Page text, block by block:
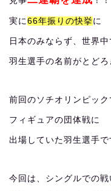
実に66年振りの快挙 に
日本のみならず、世界中
羽生選手の名前がとどろ
前回のソチオリンピック
フィギュアの団体戦に
出場していた羽生選手で
今回は、シングルでの